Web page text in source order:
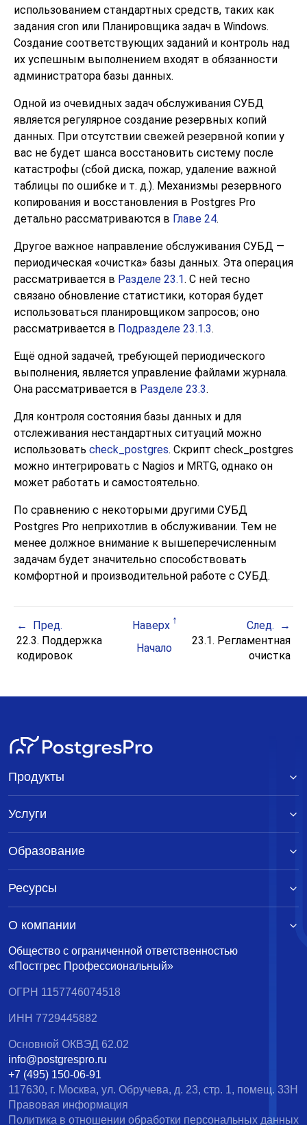
использованием стандартных средств, таких как
задания cron или Планировщика задач в Windows.
Создание соответствующих заданий и контроль над
их успешным выполнением входят в обязанности
администратора базы данных.
Одной из очевидных задач обслуживания СУБД
является регулярное создание резервных копий
данных. При отсутствии свежей резервной копии у
вас не будет шанса восстановить систему после
катастрофы (сбой диска, пожар, удаление важной
таблицы по ошибке и т. д.). Механизмы резервного
копирования и восстановления в Postgres Pro
детально рассматриваются в Главе 24.
Другое важное направление обслуживания СУБД —
периодическая «очистка» базы данных. Эта операция
рассматривается в Разделе 23.1. С ней тесно
связано обновление статистики, которая будет
использоваться планировщиком запросов; оно
рассматривается в Подразделе 23.1.3.
Ещё одной задачей, требующей периодического
выполнения, является управление файлами журнала.
Она рассматривается в Разделе 23.3.
Для контроля состояния базы данных и для
отслеживания нестандартных ситуаций можно
использовать check_postgres. Скрипт check_postgres
можно интегрировать с Nagios и MRTG, однако он
может работать и самостоятельно.
По сравнению с некоторыми другими СУБД
Postgres Pro неприхотлив в обслуживании. Тем не
менее должное внимание к вышеперечисленным
задачам будет значительно способствовать
комфортной и производительной работе с СУБД.
Пред. Наверх
След.
22.3. Поддержка
кодировок
Начало
23.1. Регламентная
очистка
Общество с ограниченной ответственностью
«Постгрес Профессиональный»
ОГРН 1157746074518
ИНН 7729445882
Основной ОКВЭД 62.02
info@postgrespro.ru
+7 (495) 150-06-91
117630, г. Москва, ул. Обручева, д. 23, стр. 1, помещ. 33Н
Правовая информация
Политика в отношении обработки персональных данных
Продукты
Услуги
Образование
Ресурсы
О компании